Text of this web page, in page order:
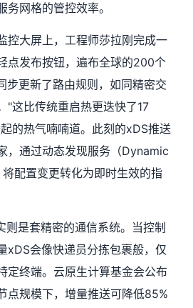
网格的管控效率。
控大屏上，工程师莎拉刚完成一
点发布按钮，遍布全球的200个
步更新了路由规则，如同精密交
"这比传统重启热更迭快了17
的热气喃喃道。此刻的xDS推送
，通过动态发现服务（Dynamic
配置变更转化为即时生效的指
是套精密的通信系统。当控制
xDS会像快递员分拣包裹般，仅
定终端。云原生计算基金会公布
点规模下，增量推送可降低85%